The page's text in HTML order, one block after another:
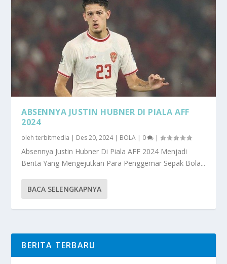
ABSENNYA JUSTIN HUBNER DI PIALA AFF
2024
olehterbitmedia | Des 20, 2024| BOLA | 0 |
Absennya Justin Hubner Di Piala AFF 2024 Menjadi
Berita Yang Mengejutkan Para Penggemar Sepak Bola...
BACA SELENGKAPNYA
BERITA TERBARU